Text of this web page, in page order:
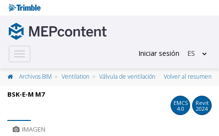
Toggle
navigation
Iniciar sesión ES
Archivos BIM Ventilation Válvula de ventilación Volver al resumen
BSK-E-M M7
EMCS
4.0
Revit
2024
IMAGEN